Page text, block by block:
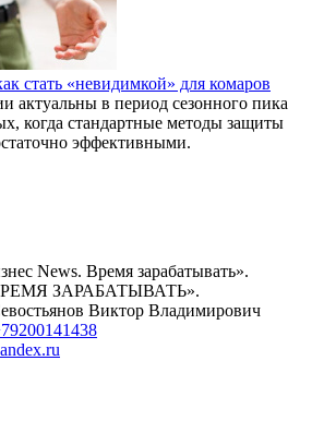
стать «невидимкой» для комаров
актуальны в период сезонного пика
когда стандартные методы защиты
эффективными.
News. Время зарабатывать».
ЗАРАБАТЫВАТЬ».
Виктор Владимирович